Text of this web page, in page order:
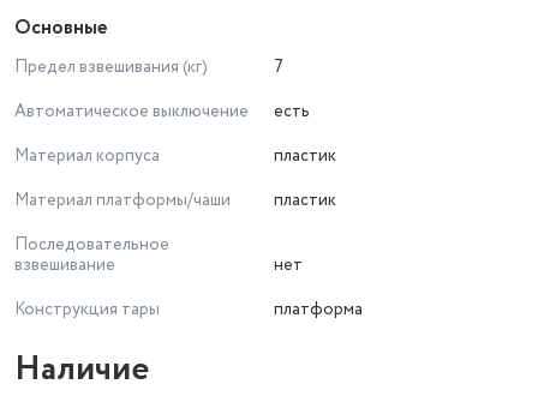
Основные
Предел взвешивания (кг)
7
Автоматическое выключение
есть
Материал корпуса
пластик
Материал платформы/чаши
пластик
Последовательное
взвешивание
нет
Конструкция тары
платформа
Наличие